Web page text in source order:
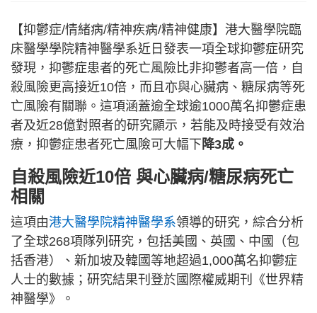
【抑鬱症/情緒病/精神疾病/精神健康】港大醫學院臨
床醫學學院精神醫學系近日發表一項全球抑鬱症研究
發現，抑鬱症患者的死亡風險比非抑鬱者高一倍，自
殺風險更高接近10倍，而且亦與心臟病、糖尿病等死
亡風險有關聯。這項涵蓋逾全球逾1000萬名抑鬱症患
者及近28億對照者的研究顯示，若能及時接受有效治
療，抑鬱症患者死亡風險可大幅下 降3成。
自殺風險近10倍 與心臟病/糖尿病死亡
相關
這項由港大醫學院精神醫學系領導的研究，綜合分析
了全球268項隊列研究，包括美國、英國、中國（包
括香港）、新加坡及韓國等地超過1,000萬名抑鬱症
人士的數據；研究結果刊登於國際權威期刊《世界精
神醫學》。